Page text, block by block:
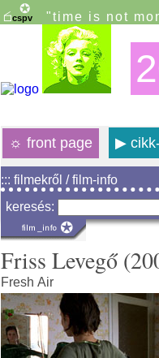
"time is not
☼ front page ▶
::: filmekről / film-info
keresés:
Friss Levegő
Fresh Air